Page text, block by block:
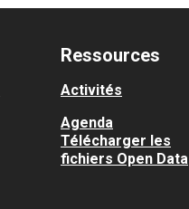
Ressources
Activités
Agenda
Télécharger les
fichiers Open Data